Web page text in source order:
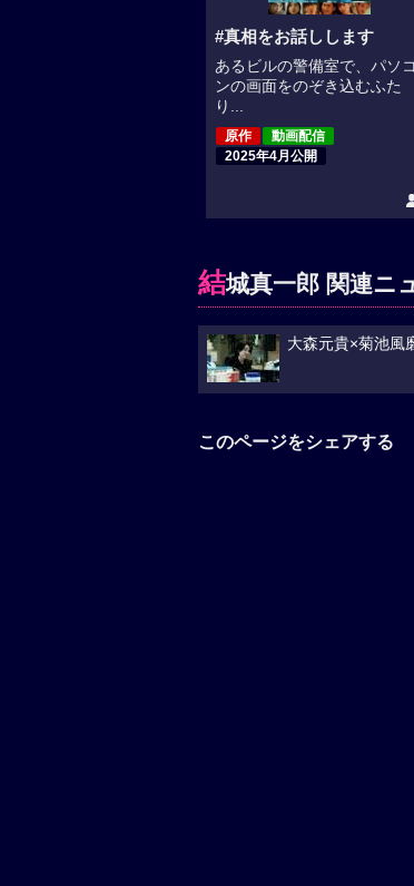
#真相をお話しします
あるビルの警備室で、パソコ
ンの画面をのぞき込むふた
り...
原作
動画配信
2025年4月公開
結城真一郎 関連ニ
大森元貴×菊池風
このページをシェアする